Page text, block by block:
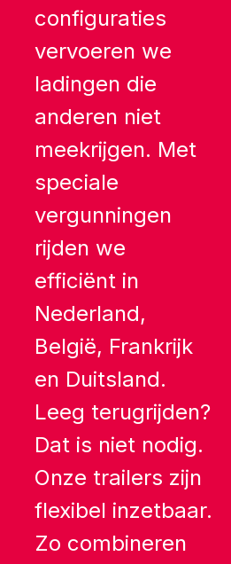
configuraties
vervoeren we
ladingen die
anderen niet
meekrijgen. Met
speciale
vergunningen
rijden we
efficiënt in
Nederland,
België, Frankrijk
en Duitsland.
Leeg terugrijden?
Dat is niet nodig.
Onze trailers zijn
flexibel inzetbaar.
Zo combineren